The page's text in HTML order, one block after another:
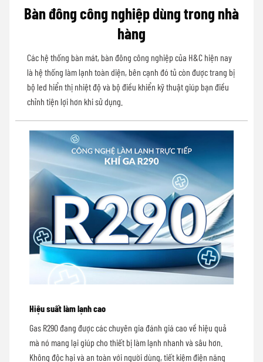
Bàn đông công nghiệp dùng trong nhà
hàng
Các hệ thống bàn mát, bàn đông công nghiệp của H&C hiện nay
là hệ thống làm lạnh toàn diện, bên cạnh đó tủ còn được trang bị
bộ led hiển thị nhiệt độ và bộ điều khiển kỹ thuật giúp bạn điều
chỉnh tiện lợi hơn khi sử dụng.
Hiệu suất làm lạnh cao
Gas R290 đang được các chuyên gia đánh giá cao về hiệu quả
mà nó mang lại giúp cho thiết bị làm lạnh nhanh và sâu hơn.
Không độc hại và an toàn với người dùng, tiết kiệm điện năng